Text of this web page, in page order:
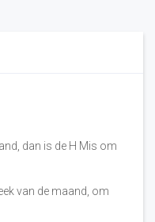
dan is de H Mis om
van de maand, om